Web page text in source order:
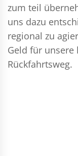
zum teil
uns dazu
regional zu
Geld für unsere
Rückfahrtsweg.